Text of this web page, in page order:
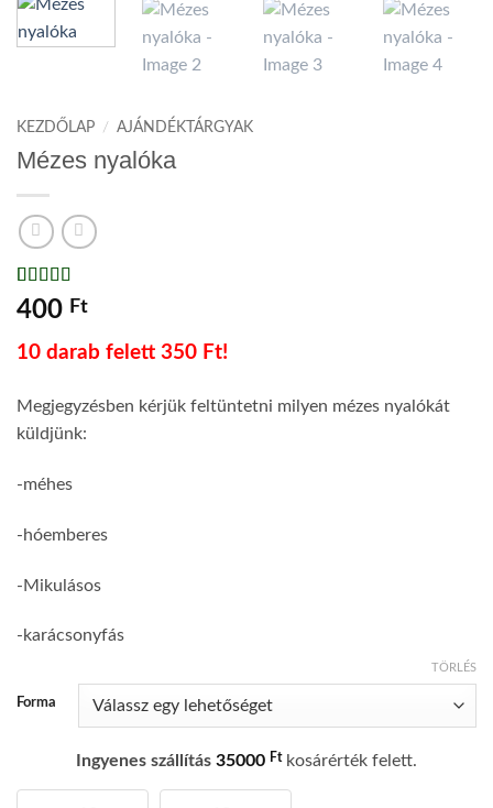
KEZDŐLAP / AJÁNDÉKTÁRGYAK
Mézes nyalóka
Értékelés5
az 5-ből,
2
alapján
400 Ft
10 darab felett 350 Ft!
Megjegyzésben kérjük feltüntetni milyen mézes nyalókát
küldjünk:
-méhes
-hóemberes
-Mikulásos
-karácsonyfás
Forma
TÖRLÉS
Ingyenes szállítás 35000 Ftkosárérték felett.